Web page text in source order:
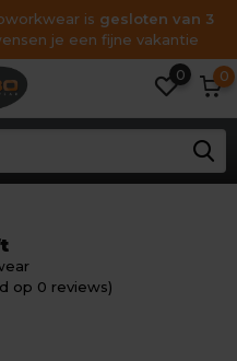
is gesloten van 3
je een fijne vakantie
0 0
op 0 reviews)